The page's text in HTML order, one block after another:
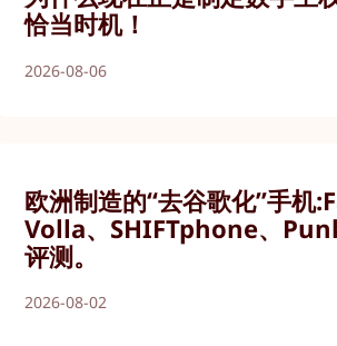
恰当时机！
2026-08-06
欧洲制造的“去谷歌化”手机
Volla、SHIFTphone、
评测。
2026-08-02